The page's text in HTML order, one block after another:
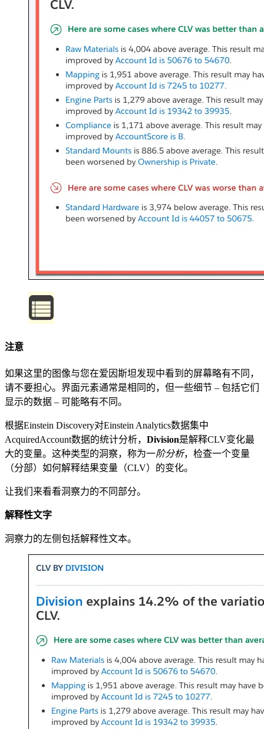
注意
如果这里的图像与您在爱因斯坦发现中看到的屏幕略有不同，
请不要担心。界面元素通常是相同的，但一些细节 – 包括它们
显示的数据 – 可能略有不同。
根据Einstein Discovery对Einstein Analytics数据集中
AcquiredAccount数据的统计分析， Division是解释CLV变化最
大的变量。这种类型的洞察，称为一阶分析，检查一个变量
（分部）如何解释结果变量（CLV）的变化。
让我们来看看洞察力的不同部分。
解释性文字
洞察力的左侧包括解释性文本。